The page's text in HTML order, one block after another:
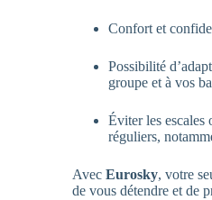
Confort et
Possibilité
groupe et à vos
Éviter les escales
réguliers,
Avec Eurosky, votre
de vous détendre et de